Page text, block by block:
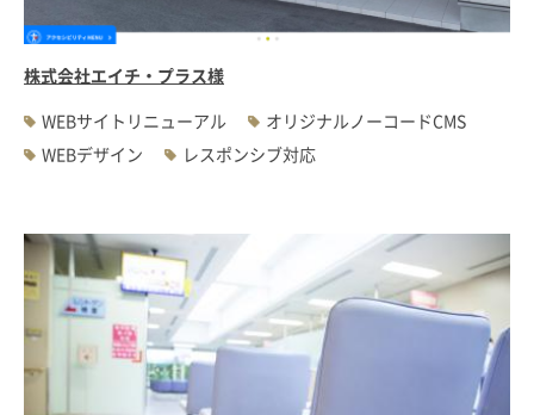
株式会社エイチ・プラス様
WEBサイトリニューアル
オリジナルノーコードCMS
WEBデザイン
レスポンシブ対応